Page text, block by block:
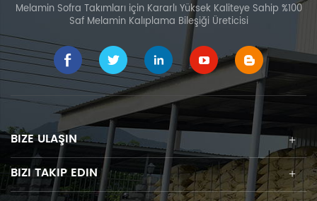
Melamin Sofra Takımları için Kararlı Yüksek Kaliteye Sahip %100
Saf Melamin Kalıplama Bileşiği Üreticisi
BIZE ULAŞIN
BIZI TAKIP EDIN